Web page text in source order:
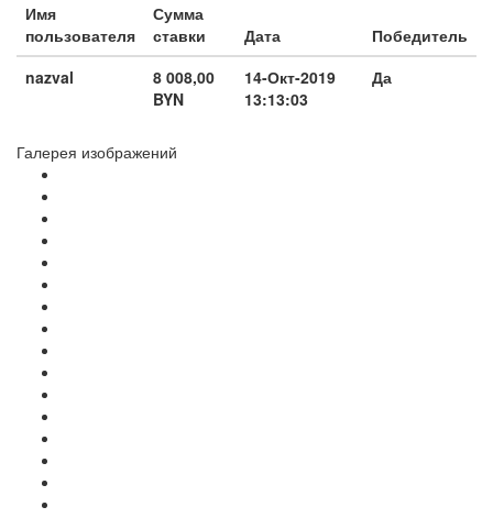
Имя
пользователя
Сумма
ставки
Дата
Победитель
nazval
8 008,00
BYN
14-Окт-2019
13:13:03
Да
Галерея изображений